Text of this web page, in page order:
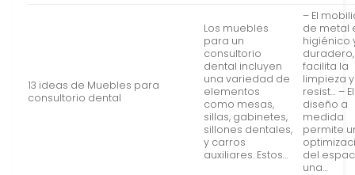
13 ideas de Muebles para
consultorio dental
Los muebles
para un
consultorio
dental incluyen
una variedad de
elementos
como mesas,
sillas, gabinetes,
sillones dentales,
y carros
auxiliares. Estos…
– El
de metal
higiénico
duradero,
facilita la
limpieza
resist… – El
diseño a
medida
permite
del
una…